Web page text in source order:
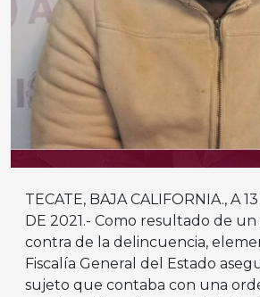
TECATE, BAJA CALIFORNIA., A
DE 2021.- Como resultado de
contra de la delincuencia,
Fiscalía General del Estado
sujeto que contaba con una